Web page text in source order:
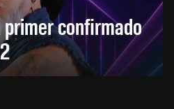
confirmado